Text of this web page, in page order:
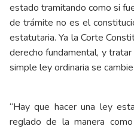
estado tramitando como si
de trámite no es el
estatutaria. Ya la Corte
derecho fundamental, y
simple ley ordinaria se
“Hay que hacer una ley
reglado de la manera